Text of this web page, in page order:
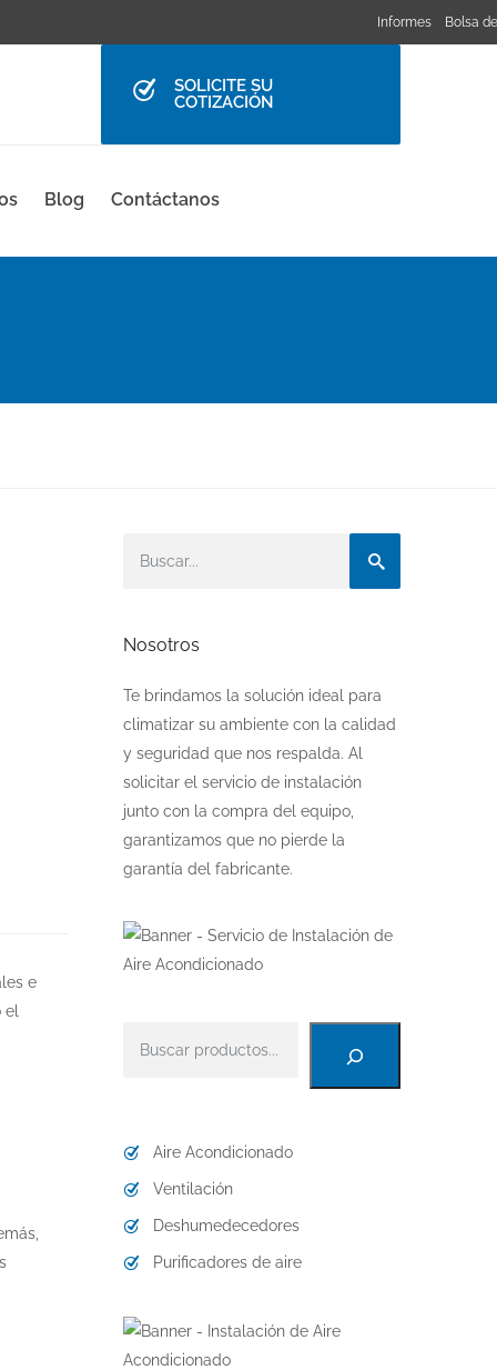
Bolsa
Informes
SOLICITE SU
COTIZACIÓN
Blog Contáctanos
e
Nosotros
Te brindamos la solución ideal para
climatizar su ambiente con la calidad
y seguridad que nos respalda. Al
solicitar el servicio de instalación
junto con la compra del equipo,
garantizamos que no pierde la
garantía del fabricante.
Aire Acondicionado
Ventilación
Deshumedecedores
Purificadores de aire